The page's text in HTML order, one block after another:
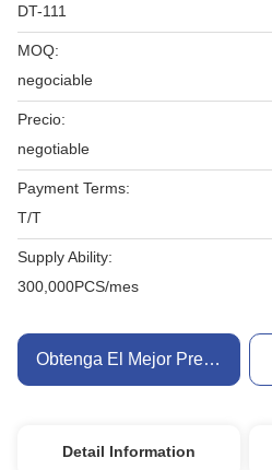
DT-111
MOQ:
negociable
Precio:
negotiable
Payment Terms:
T/T
Supply Ability:
300,000PCS/mes
Obtenga El Mejor Precio
Detail Information